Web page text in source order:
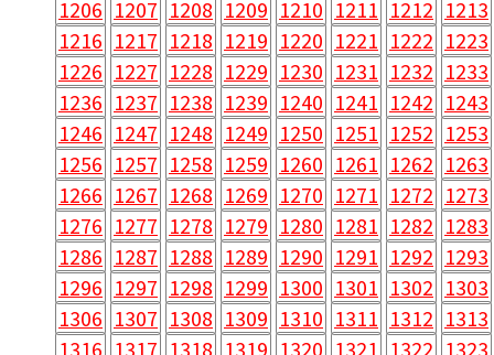
1206 1207 1208 1209 1210 1211 1212 1213
1216 1217 1218 1219 1220 1221 1222 1223
1226 1227 1228 1229 1230 1231 1232 1233
1236 1237 1238 1239 1240 1241 1242 1243
1246 1247 1248 1249 1250 1251 1252 1253
1256 1257 1258 1259 1260 1261 1262 1263
1266 1267 1268 1269 1270 1271 1272 1273
1276 1277 1278 1279 1280 1281 1282 1283
1286 1287 1288 1289 1290 1291 1292 1293
1296 1297 1298 1299 1300 1301 1302 1303
1306 1307 1308 1309 1310 1311 1312 1313
1316 1317 1318 1319 1320 1321 1322 1323